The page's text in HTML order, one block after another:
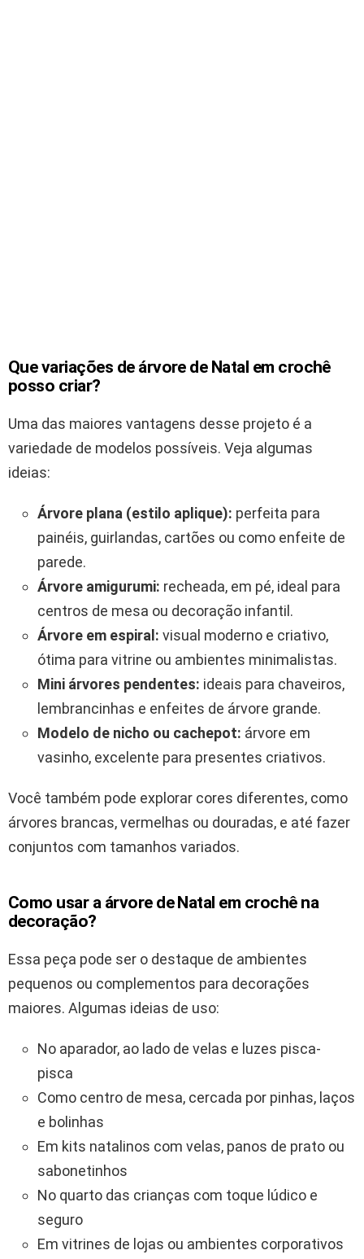
Que variações de árvore de Natal em crochê
posso criar?
Uma das maiores vantagens desse projeto é a
variedade de modelos possíveis. Veja algumas
ideias:
Árvore plana (estilo aplique): perfeita para
painéis, guirlandas, cartões ou como enfeite de
parede.
Árvore amigurumi: recheada, em pé, ideal para
centros de mesa ou decoração infantil.
Árvore em espiral: visual moderno e criativo,
ótima para vitrine ou ambientes minimalistas.
Mini árvores pendentes: ideais para chaveiros,
lembrancinhas e enfeites de árvore grande.
Modelo de nicho ou cachepot: árvore em
vasinho, excelente para presentes criativos.
Você também pode explorar cores diferentes, como
árvores brancas, vermelhas ou douradas, e até fazer
conjuntos com tamanhos variados.
Como usar a árvore de Natal em crochê na
decoração?
Essa peça pode ser o destaque de ambientes
pequenos ou complementos para decorações
maiores. Algumas ideias de uso:
No aparador, ao lado de velas e luzes pisca-
pisca
Como centro de mesa, cercada por pinhas, laços
e bolinhas
Em kits natalinos com velas, panos de prato ou
sabonetinhos
No quarto das crianças com toque lúdico e
seguro
Em vitrines de lojas ou ambientes corporativos